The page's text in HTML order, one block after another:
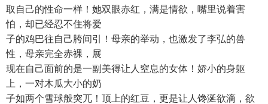
取自己的性命一样！她双眼赤红，满是情欲，嘴里说着害
怕，却已经忍不住将爱
子的鸡巴往自己胯间引！母亲的举动，也激发了李弘的兽
性，母亲完全赤裸，展
现在自己面前的是一副美得让人窒息的女体！娇小的身躯
上，一对木瓜大小的奶
子如两个雪球般突兀！顶上的红豆，更是让人馋涎欲滴，欲